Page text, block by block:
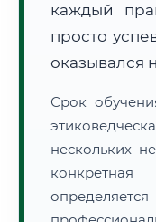
каждый
просто
оказывался
Срок
нескольких